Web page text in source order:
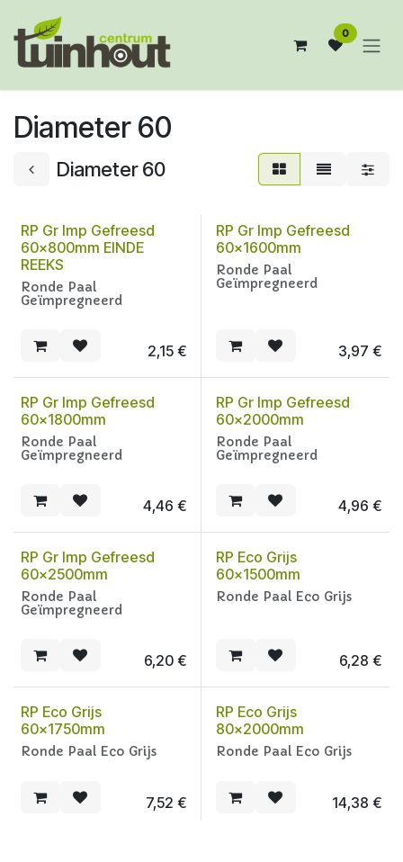
0
Diameter 60
Diameter 60
RP Gr Imp Gefreesd
60x800mm EINDE
REEKS
Ronde Paal
Geïmpregneerd
2,15€
RP Gr Imp Gefreesd
60x1600mm
Ronde Paal
Geïmpregneerd
3,97 €
RP Gr Imp Gefreesd
60x1800mm
Ronde Paal
Geïmpregneerd
4,46 €
RP Gr Imp Gefreesd
60x2000mm
Ronde Paal
Geïmpregneerd
4,96 €
RP Gr Imp Gefreesd
60x2500mm
Ronde Paal
Geïmpregneerd
6,20€
RP Eco Grijs
60x1500mm
Ronde Paal Eco Grijs
6,28 €
RP Eco Grijs
60x1750mm
Ronde Paal Eco Grijs
7,52 €
RP Eco Grijs
80x2000mm
Ronde Paal Eco Grijs
14,38 €